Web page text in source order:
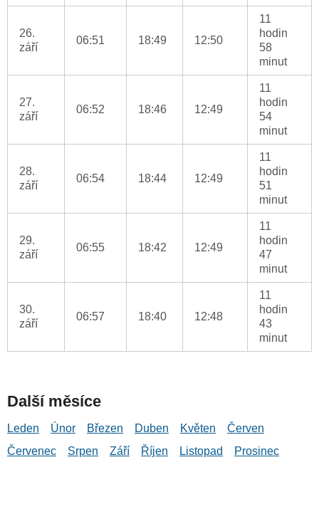
26.
září
06:51 18:49 12:50
11
hodin
58
minut
27.
září
06:52 18:46 12:49
11
hodin
54
minut
28.
září
06:54 18:44 12:49
11
hodin
51
minut
29.
září
06:55 18:42 12:49
11
hodin
47
minut
30.
září
06:57 18:40 12:48
11
hodin
43
minut
Další měsíce
Leden Únor Březen Duben Květen
Červen
Červenec
Srpen Září Říjen Listopad Prosinec